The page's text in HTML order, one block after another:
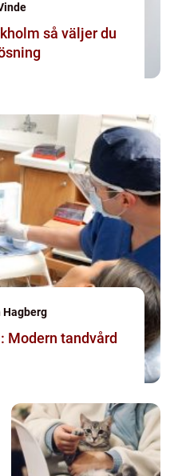
du
Hagberg
Modern tandvård